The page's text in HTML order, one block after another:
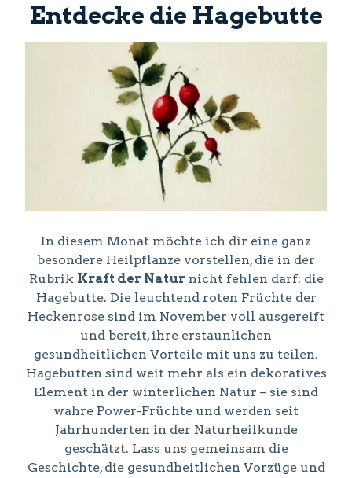
Entdecke die Hagebutte
In diesem Monat möchte ich dir eine ganz
besondere Heilpflanze vorstellen, die in der
Rubrik Kraft der Naturnicht fehlen darf: die
Hagebutte. Die leuchtend roten Früchte der
Heckenrose sind im November voll ausgereift
und bereit, ihre erstaunlichen
gesundheitlichen Vorteile mit uns zu teilen.
Hagebutten sind weit mehr als ein dekoratives
Element in der winterlichen Natur – sie sind
wahre Power-Früchte und werden seit
Jahrhunderten in der Naturheilkunde
geschätzt. Lass uns gemeinsam die
Geschichte, die gesundheitlichen Vorzüge und